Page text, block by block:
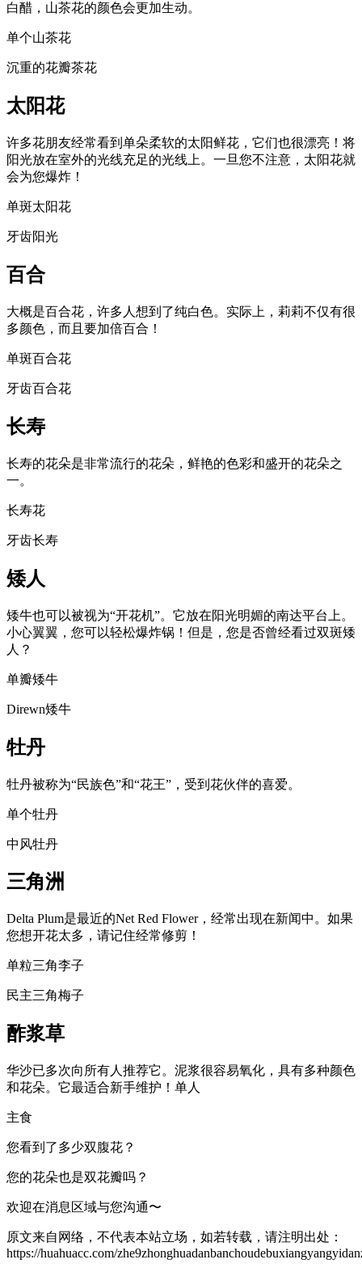
白醋，山茶花的颜色会更加生动。
单个山茶花
沉重的花瓣茶花
太阳花
许多花朋友经常看到单朵柔软的太阳鲜花，它们也很漂亮！将
阳光放在室外的光线充足的光线上。一旦您不注意，太阳花就
会为您爆炸！
单斑太阳花
牙齿阳光
百合
大概是百合花，许多人想到了纯白色。实际上，莉莉不仅有很
多颜色，而且要加倍百合！
单斑百合花
牙齿百合花
长寿
长寿的花朵是非常流行的花朵，鲜艳的色彩和盛开的花朵之
一。
长寿花
牙齿长寿
矮人
矮牛也可以被视为“开花机”。它放在阳光明媚的南达平台上。
小心翼翼，您可以轻松爆炸锅！但是，您是否曾经看过双斑矮
人？
单瓣矮牛
Direwn矮牛
牡丹
牡丹被称为“民族色”和“花王”，受到花伙伴的喜爱。
单个牡丹
中风牡丹
三角洲
Delta Plum是最近的Net Red Flower，经常出现在新闻中。如果
您想开花太多，请记住经常修剪！
单粒三角李子
民主三角梅子
酢浆草
华沙已多次向所有人推荐它。泥浆很容易氧化，具有多种颜色
和花朵。它最适合新手维护！单人
主食
您看到了多少双腹花？
您的花朵也是双花瓣吗？
欢迎在消息区域与您沟通〜
原文来自网络，不代表本站立场，如若转载，请注明出处：
https://huahuacc.com/